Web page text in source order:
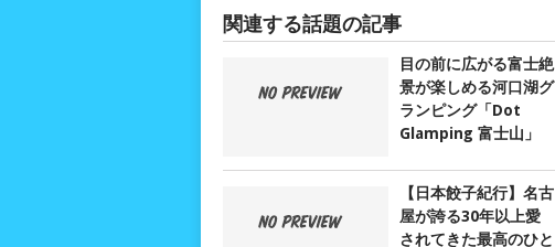
関連する話題の記事
目の前に広がる富士絶
景が楽しめる河口湖グ
ランピング「Dot
Glamping 富士山」
【日本餃子紀行】名古
屋が誇る30年以上愛
されてきた最高のひと